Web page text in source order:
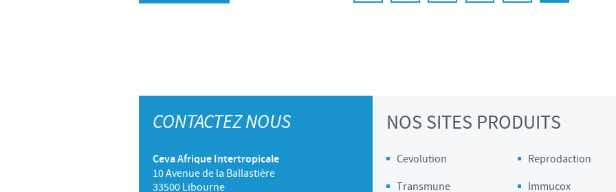
CONTACTEZ NOUS
Ceva Afrique Intertropicale
10 Avenue de la Ballastière
33500 Libourne
NOS SITES PRODUITS
Cevolution Reprodaction
Transmune
Immucox